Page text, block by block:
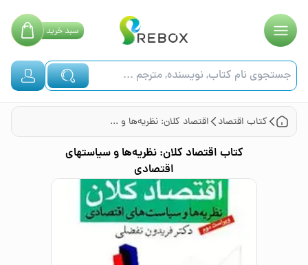
سبدخرید
کتاب اقتصاد اقتصاد کلان: نظریه‌ها و سیاستهای اقتصادی
کتاب اقتصاد کلان: نظریه‌ها و سیاستهای
اقتصادی